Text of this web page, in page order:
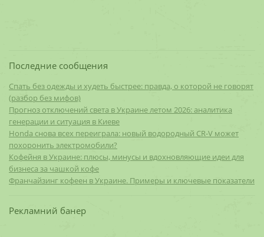
Последние сообщения
Спать без одежды и худеть быстрее: правда, о которой не говорят
(разбор без мифов)
Прогноз отключений света в Украине летом 2026: аналитика
генерации и ситуация в Киеве
Honda снова всех переиграла: новый водородный CR-V может
похоронить электромобили?
Кофейня в Украине: плюсы, минусы и вдохновляющие идеи для
бизнеса за чашкой кофе
Франчайзинг кофеен в Украине. Примеры и ключевые показатели
Рекламний банер